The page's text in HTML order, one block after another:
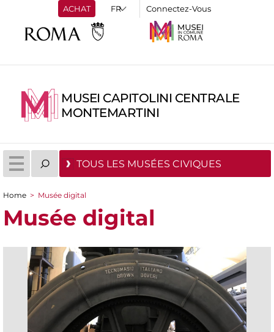
ACHAT Connectez-Vous
MUSEI CAPITOLINI CENTRALE
MONTEMARTINI
TOUS LES MUSÉES CIVIQUES
You are here
Home > Musée digital
Musée digital